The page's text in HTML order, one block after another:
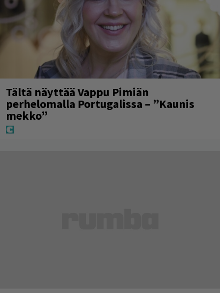
Tältä näyttää Vappu Pimiän
perhelomalla Portugalissa – ”Kaunis
mekko”